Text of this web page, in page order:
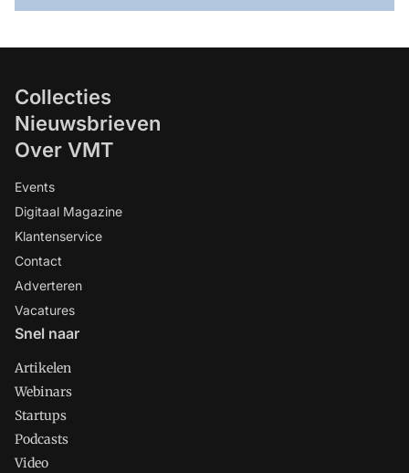
Collecties
Nieuwsbrieven
Over VMT
Events
Digitaal Magazine
Klantenservice
Contact
Adverteren
Vacatures
Snel naar
Artikelen
Webinars
Startups
Podcasts
Video